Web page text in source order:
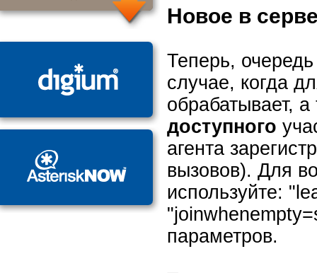
Новое в
Теперь,
случае, когда
обрабатывает,
доступного
агента
вызовов). Для
используйте:
параметров.